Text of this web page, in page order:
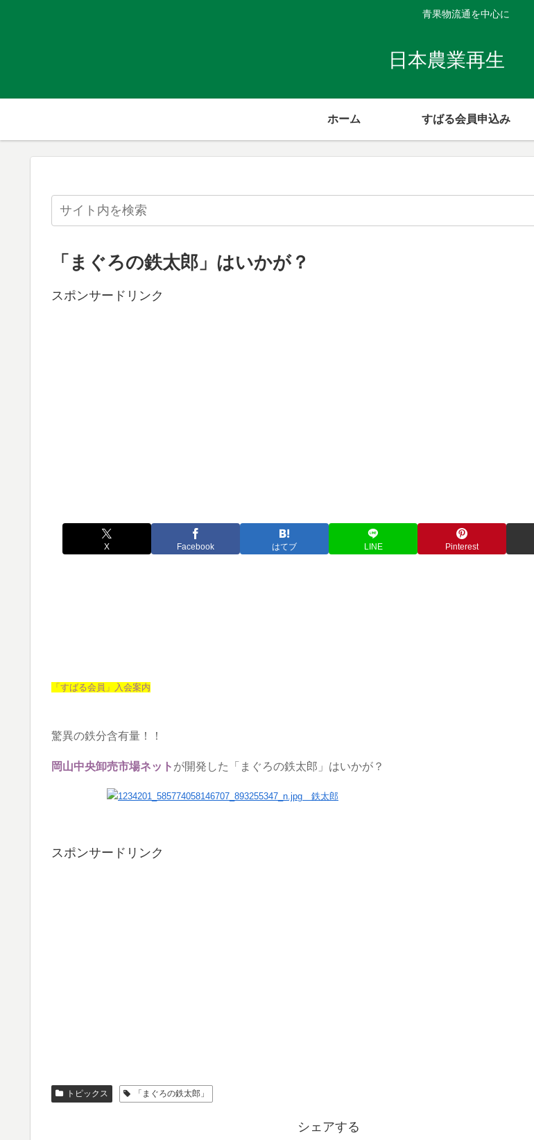
青果物流通を中心に
日本農業再生
ホーム すばる会員申込み
「まぐろの鉄太郎」はいかが？
スポンサードリンク
X Facebook はてブ LINE Pinterest
「すばる会員」入会案内
驚異の鉄分含有量！！
岡山中央卸売市場ネット が開発した 「まぐろの鉄太郎」はいかが？
スポンサードリンク
トピックス 「まぐろの鉄太郎」
シェアする